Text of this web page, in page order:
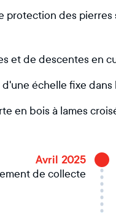
protection des
et de descentes en
échelle fixe dans
en bois à lames
Avril 2025
de collecte